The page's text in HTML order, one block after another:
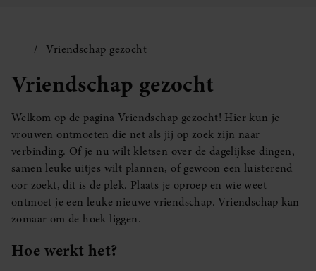
Vriendschap gezocht
Vriendschap gezocht
Welkom op de pagina Vriendschap gezocht! Hier kun je
vrouwen ontmoeten die net als jij op zoek zijn naar
verbinding. Of je nu wilt kletsen over de dagelijkse dingen,
samen leuke uitjes wilt plannen, of gewoon een luisterend
oor zoekt, dit is de plek. Plaats je oproep en wie weet
ontmoet je een leuke nieuwe vriendschap. Vriendschap kan
zomaar om de hoek liggen.
Hoe werkt het?